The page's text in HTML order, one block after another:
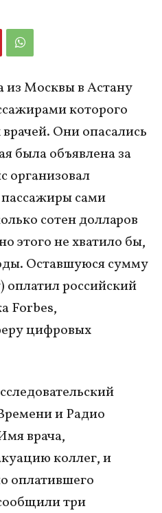
из Москвы в Астану
которого
Они опасались
была объявлена за
организовал
сами
сотен долларов
этого не хватило бы,
Оставшуюся сумму
российский
Forbes,
цифровых
и Радио
врача,
коллег, и
оплатившего
три